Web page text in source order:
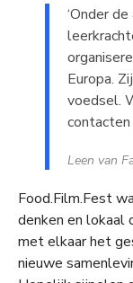
‘Onder
Europa.
voedsel.
contacten
Leen van
Food.Film.Fest
denken en lokaal
met elkaar het
nieuwe